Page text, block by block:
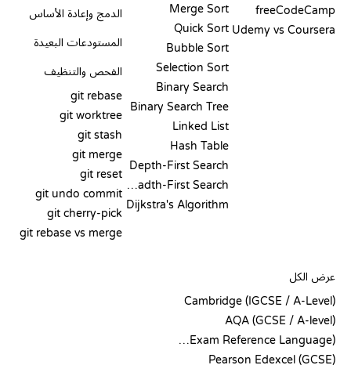
freeCodeCamp
Udemy vs Coursera
Merge Sort
Quick Sort
Bubble Sort
Selection Sort
Binary Search
Binary Search Tree
Linked List
Hash Table
Depth-First Search
Breadth-First Search
Dijkstra's Algorithm
الدمج وإعادة الأساس
المستودعات البعيدة
الفحص والتنظيف
git rebase
git worktree
git stash
git merge
git reset
git undo commit
git cherry-pick
git rebase vs merge
عرض الكل
Cambridge (IGCSE / A-Level)
AQA (GCSE / A-level)
OCR (Exam Reference Language)
Pearson Edexcel (GCSE)